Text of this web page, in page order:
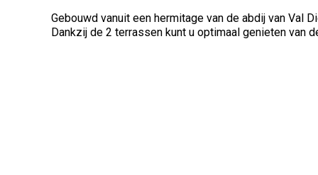
Gebouwd vanuit een hermitage van de abdij van Val
Dankzij de 2 terrassen kunt u optimaal genieten van